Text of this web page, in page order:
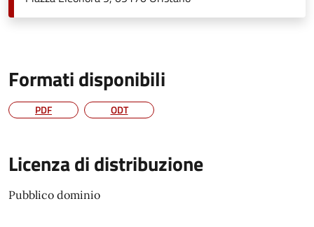
Formati disponibili
PDF ODT
Licenza di distribuzione
Pubblico dominio